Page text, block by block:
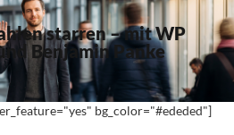
starren – mit WP
Benjamin Panke
bg_color="#ededed"]